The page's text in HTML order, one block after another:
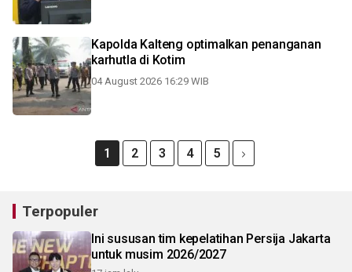
Kapolda Kalteng optimalkan penanganan
karhutla di Kotim
04 August 2026 16:29 WIB
1 2 3 4 5
Terpopuler
Ini sususan tim kepelatihan Persija Jakarta
untuk musim 2026/2027